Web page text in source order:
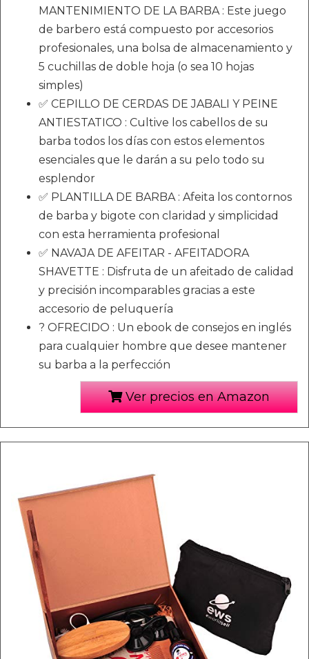
MANTENIMIENTO DE LA BARBA : Este juego
de barbero está compuesto por accesorios
profesionales, una bolsa de almacenamiento y
5 cuchillas de doble hoja (o sea 10 hojas
simples)
✅ CEPILLO DE CERDAS DE JABALI Y PEINE
ANTIESTATICO : Cultive los cabellos de su
barba todos los días con estos elementos
esenciales que le darán a su pelo todo su
esplendor
✅ PLANTILLA DE BARBA : Afeita los contornos
de barba y bigote con claridad y simplicidad
con esta herramienta profesional
✅ NAVAJA DE AFEITAR - AFEITADORA
SHAVETTE : Disfruta de un afeitado de calidad
y precisión incomparables gracias a este
accesorio de peluquería
? OFRECIDO : Un ebook de consejos en inglés
para cualquier hombre que desee mantener
su barba a la perfección
Ver precios en Amazon